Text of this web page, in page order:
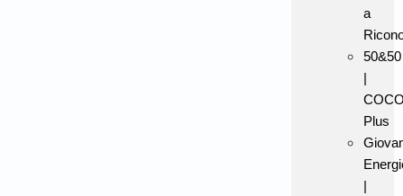
a
50&50
|
Plus
|